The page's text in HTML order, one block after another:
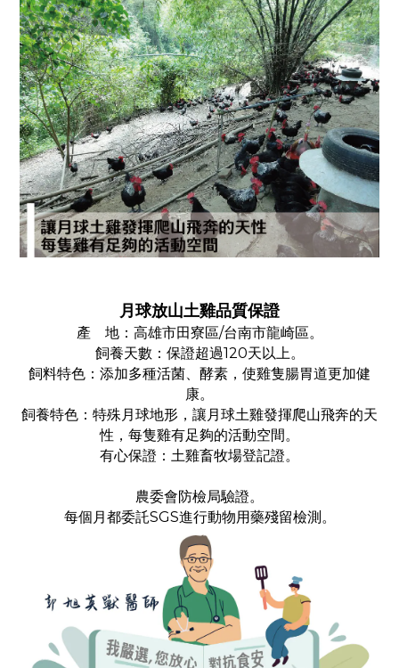
月球放山土雞品質保證
產 地：高雄市田寮區/台南市龍崎區。
飼養天數：保證超過120天以上。
飼料特色：添加多種活菌、酵素，使雞隻腸胃道更加健
康。
飼養特色：特殊月球地形，讓月球土雞發揮爬山飛奔的天
性，每隻雞有足夠的活動空間。
有心保證：土雞畜牧場登記證。
農委會防檢局驗證。
每個月都委託SGS進行動物用藥殘留檢測。